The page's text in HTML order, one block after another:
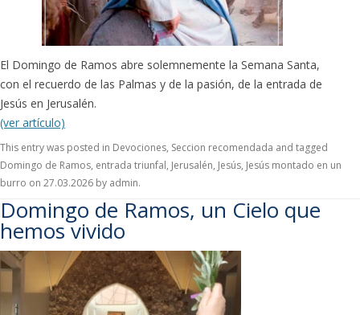
El Domingo de Ramos abre solemnemente la Semana Santa,
con el recuerdo de las Palmas y de la pasión, de la entrada de
Jesús en Jerusalén.
(ver artículo)
This entry was posted in Devociones, Seccion recomendada and tagged
Domingo de Ramos, entrada triunfal, Jerusalén, Jesús, Jesús montado en un
burro on 27.03.2026 by admin.
Domingo de Ramos, un Cielo que
hemos vivido